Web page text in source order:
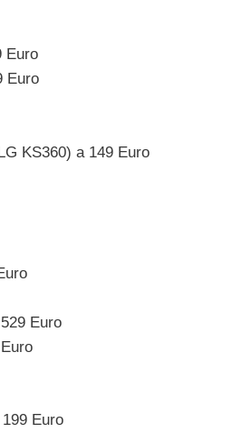
Euro
Euro
KS360) a 149 Euro
Euro
Euro